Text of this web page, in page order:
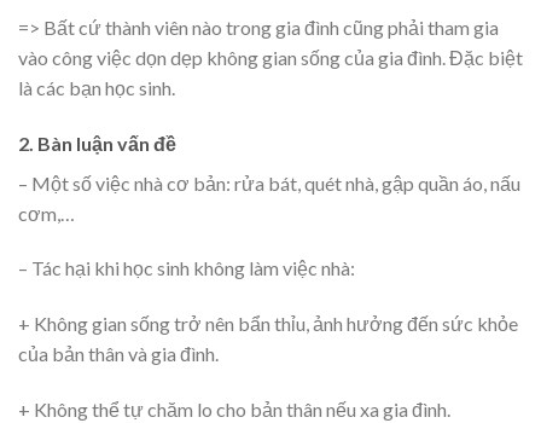
=> Bất cứ thành viên nào trong gia đình cũng phải tham gia
vào công việc dọn dẹp không gian sống của gia đình. Đặc biệt
là các bạn học sinh.
2. Bàn luận vấn đề
– Một số việc nhà cơ bản: rửa bát, quét nhà, gập quần áo, nấu
cơm,…
– Tác hại khi học sinh không làm việc nhà:
+ Không gian sống trở nên bẩn thỉu, ảnh hưởng đến sức khỏe
của bản thân và gia đình.
+ Không thể tự chăm lo cho bản thân nếu xa gia đình.